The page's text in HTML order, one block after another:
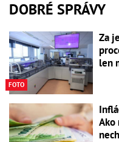
DOBRÉ SPRÁVY
FOTO
Za
len
Ako